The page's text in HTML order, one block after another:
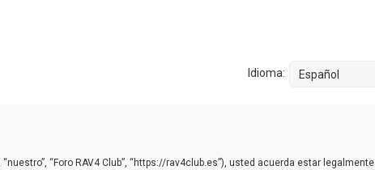
Idioma:
“Foro RAV4 Club”, “https://rav4club.es”), usted acuerda estar legalmente